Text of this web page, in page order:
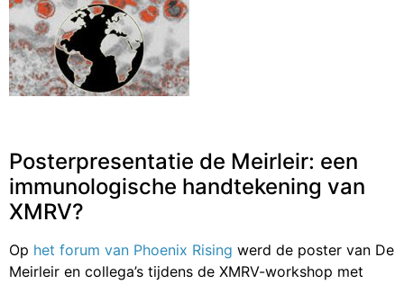
Posterpresentatie de Meirleir: een
immunologische handtekening van
XMRV?
Op het forum van Phoenix Rising werd de poster van De
Meirleir en collega’s tijdens de XMRV-workshop met